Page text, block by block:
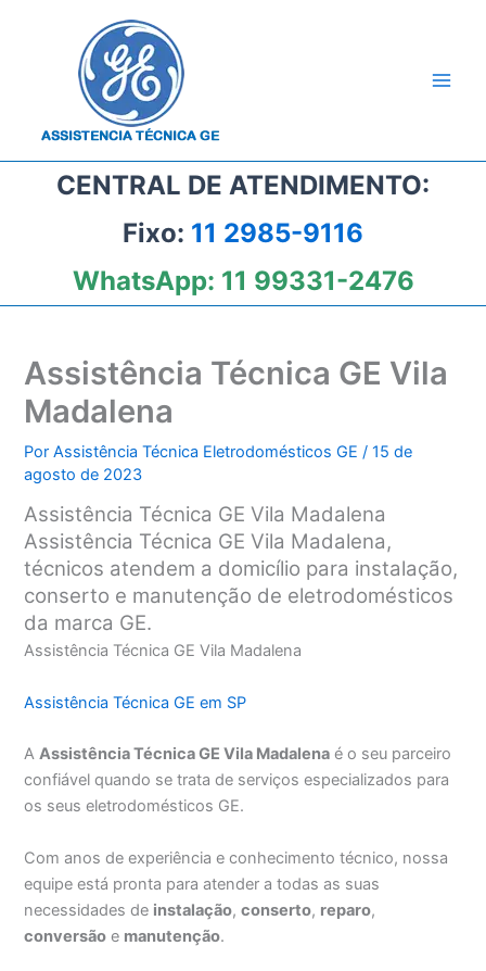
CENTRAL DE ATENDIMENTO:
Fixo: 11 2985-9116
WhatsApp: 11 99331-2476
Assistência Técnica GE Vila
Madalena
PorAssistência Técnica Eletrodomésticos GE/15 de
agosto de 2023
Assistência Técnica GE Vila Madalena
Assistência Técnica GE Vila Madalena,
técnicos atendem a domicílio para instalação,
conserto e manutenção de eletrodomésticos
da marca GE.
Assistência Técnica GE Vila Madalena
Assistência Técnica GE em SP
AAssistência Técnica GE Vila Madalena é o seu parceiro
confiável quando se trata de serviços especializados para
os seus eletrodomésticos GE.
Com anos de experiência e conhecimento técnico, nossa
equipe está pronta para atender a todas as suas
necessidades de instalação,conserto, reparo,
conversão e manutenção.